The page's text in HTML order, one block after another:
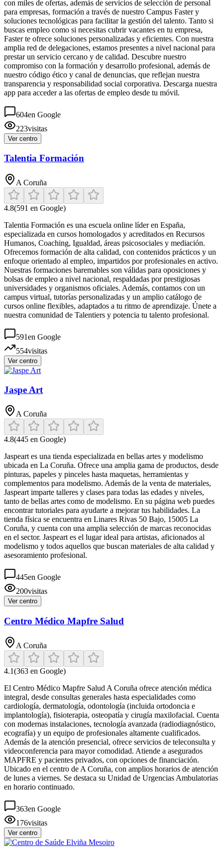
con miles de ofertas, además de servicios de selección de personal
para empresas, formación a través de nuestro Campus Faster y
soluciones tecnológicas para facilitar la gestión del talento. Tanto si
buscas empleo como si necesitas cubrir vacantes en tu empresa,
Faster te ofrece soluciones personalizadas y eficientes. Con nuestra
amplia red de delegaciones, estamos presentes a nivel nacional para
prestar un servicio cercano y de calidad. Descubre nuestro
compromiso con la formación y desarrollo profesional, además de
nuestro código ético y canal de denuncias, que reflejan nuestra
transparencia y responsabilidad social corporativa. Descarga nuestra
app para acceder a las ofertas de empleo desde tu móvil.
604en Google
223visitas
Ver centro
Talentia Formación
A Coruña
4.8(591 en Google)
Talentia Formación es una escuela online líder en España,
especializada en cursos homologados y acreditados en Recursos
Humanos, Coaching, Igualdad, áreas psicosociales y mediación.
Ofrecemos formación de alta calidad, con contenidos prácticos y un
enfoque orientado al empleo, impartidos por profesionales en activo.
Nuestras formaciones baremables son válidas para oposiciones y
bolsas de empleo a nivel nacional, respaldadas por prestigiosas
universidades y organismos oficiales. Además, contamos con un
campus virtual, tutorías personalizadas y un amplio catálogo de
cursos online flexibles, adaptados a tu ritmo de aprendizaje. Únete a
nuestra comunidad de Talentiers y potencia tu talento profesional.
591en Google
554visitas
Ver centro
Jaspe Art
A Coruña
4.8(445 en Google)
Jaspeart es una tienda especializada en bellas artes y modelismo
ubicada en La Coruña. Ofrece una amplia gama de productos, desde
pinturas, papeles y pinceles hasta maquetas, herramientas y
complementos para modelismo. Además de la venta de materiales,
Jaspeart imparte talleres y clases para todas las edades y niveles,
tanto de bellas artes como de modelismo. En su página web puedes
encontrar tutoriales para ayudarte a mejorar tus habilidades. La
tienda física se encuentra en Linares Rivas 50 Bajo, 15005 La
Coruña, y cuenta con una amplia selección de marcas reconocidas
en el sector. Jaspeart es el lugar ideal para artistas, aficionados al
modelismo y todos aquellos que buscan materiales de alta calidad y
asesoramiento profesional.
445en Google
200visitas
Ver centro
Centro Médico Mapfre Salud
A Coruña
4.1(363 en Google)
El Centro Médico Mapfre Salud A Coruña ofrece atención médica
integral, desde consultas generales hasta especialidades como
cardiología, dermatología, odontología (incluida ortodoncia e
implantología), fisioterapia, osteopatía y cirugía maxilofacial. Cuenta
con modernas instalaciones, tecnología avanzada (radiodiagnóstico,
ecografía) y un equipo de profesionales altamente cualificados.
Además de la atención presencial, ofrece servicios de teleconsulta y
videoconferencia para mayor comodidad. Atiende a asegurados
MAPFRE y pacientes privados, con opciones de financiación.
Ubicado en el centro de A Coruña, con amplios horarios de atención
de lunes a viernes. Se destaca su Unidad de Urgencias Ambulatorias
en horario continuado.
363en Google
176visitas
Ver centro